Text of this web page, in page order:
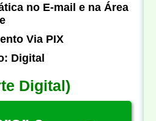
no E-mail e na Área
Via PIX
Digital
Digital)